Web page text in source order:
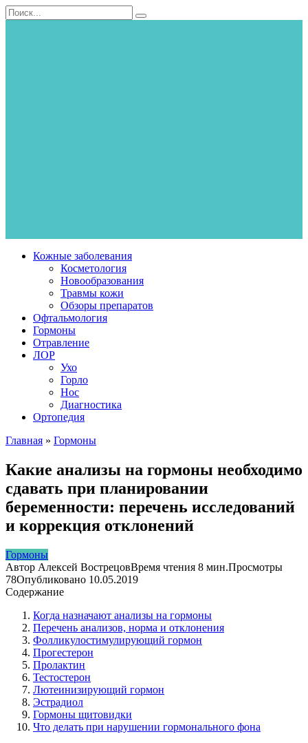
Перейти
к
Search
for:
Кожные заболевания
Косметология
Новообразования
Травмы кожи
Обзоры препаратов
Офтальмология
Гормоны
Отравление
ЛОР
Ухо
Горло
Нос
Диагностика
Ортопедия
Главная » Гормоны
Какие анализы на гормоны необходимо
сдавать при планировании
беременности: перечень исследований
и коррекция отклонений
Гормоны
Автор Алексей ВострецовВремя чтения 8 мин.Просмотры
78Опубликовано 10.05.2019
Содержание
Когда назначают анализы на гормоны
Перечень анализов, норма и отклонения
Фолликулостимулирующий гормон
Прогестерон
Пролактин
Тестостерон
Лютеинизирующий гормон
Эстрадиол
Гормоны щитовидки
Что делать при нарушении гормонального фона